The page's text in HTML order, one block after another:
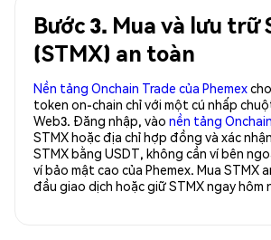
Bước 3. Mua và lưu trữ
(STMX) an toàn
Nền tảng Onchain Trade của Phemex
token on-chain chỉ với một cú nhấp
Web3. Đăng nhập, vào nền tảng
STMX hoặc địa chỉ hợp đồng và xác
STMX bằng USDT, không cần ví bên
ví bảo mật cao của Phemex. Mua STMX
đầu giao dịch hoặc giữ STMX ngay hôm